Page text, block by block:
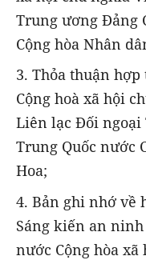
Trung ương Đảng
Cộng hòa Nhân
3. Thỏa thuận
Cộng hoà xã hội
Liên lạc Đối ngoại
Trung Quốc nước
Hoa;
4. Bản ghi nhớ về
Sáng kiến an
nước Cộng hòa